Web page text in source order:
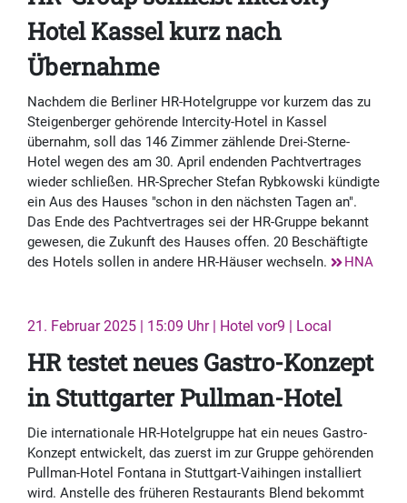
Hotel Kassel kurz nach
Übernahme
Nachdem die Berliner HR-Hotelgruppe vor kurzem das zu
Steigenberger gehörende Intercity-Hotel in Kassel
übernahm, soll das 146 Zimmer zählende Drei-Sterne-
Hotel wegen des am 30. April endenden Pachtvertrages
wieder schließen. HR-Sprecher Stefan Rybkowski kündigte
ein Aus des Hauses "schon in den nächsten Tagen an".
Das Ende des Pachtvertrages sei der HR-Gruppe bekannt
gewesen, die Zukunft des Hauses offen. 20 Beschäftigte
des Hotels sollen in andere HR-Häuser wechseln.
HNA
21. Februar 2025 | 15:09 Uhr | Hotel vor9 | Local
HR testet neues Gastro-Konzept
in Stuttgarter Pullman-Hotel
Die internationale HR-Hotelgruppe hat ein neues Gastro-
Konzept entwickelt, das zuerst im zur Gruppe gehörenden
Pullman-Hotel Fontana in Stuttgart-Vaihingen installiert
wird. Anstelle des früheren Restaurants Blend bekommt